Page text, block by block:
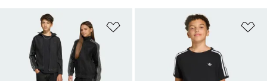
Añadir a la lista de deseos